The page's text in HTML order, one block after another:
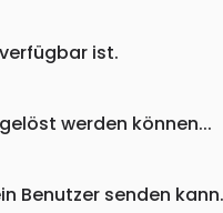
ist.
werden können...
Benutzer senden